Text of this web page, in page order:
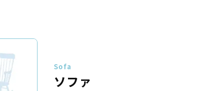
Sofa
ソファ